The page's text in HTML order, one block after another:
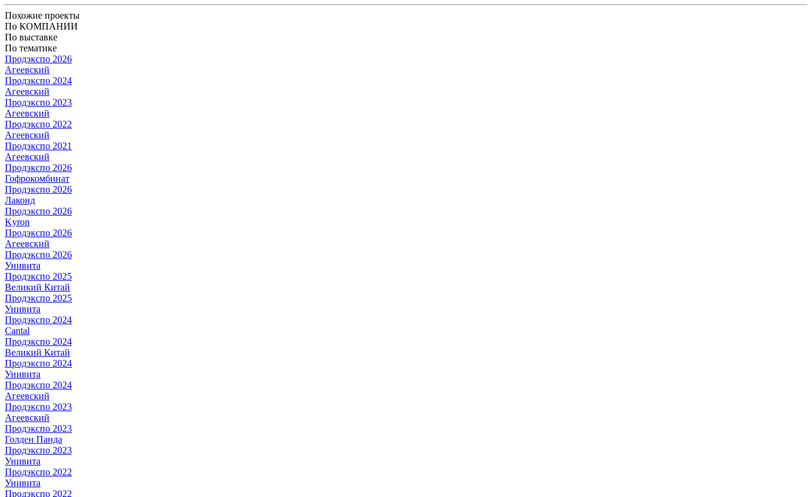
Похожие проекты
По КОМПАНИИ
По выставке
По тематике
Продэкспо 2026
Агеевский
Продэкспо 2024
Агеевский
Продэкспо 2023
Агеевский
Продэкспо 2022
Агеевский
Продэкспо 2021
Агеевский
Продэкспо 2026
Гофрокомбинат
Продэкспо 2026
Лаконд
Продэкспо 2026
Kyron
Продэкспо 2026
Агеевский
Продэкспо 2026
Унивита
Продэкспо 2025
Великий Китай
Продэкспо 2025
Унивита
Продэкспо 2024
Cantal
Продэкспо 2024
Великий Китай
Продэкспо 2024
Унивита
Продэкспо 2024
Агеевский
Продэкспо 2023
Агеевский
Продэкспо 2023
Голден Панда
Продэкспо 2023
Унивита
Продэкспо 2022
Унивита
Продэкспо 2022